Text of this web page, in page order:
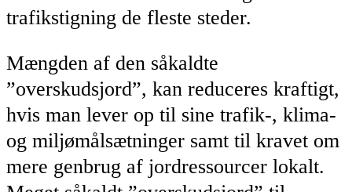
trafikstigning de fleste steder.
Mængden af den såkaldte
”overskudsjord”, kan reduceres kraftigt,
hvis man lever op til sine trafik-, klima-
og miljømålsætninger samt til kravet om
mere genbrug af jordressourcer lokalt.